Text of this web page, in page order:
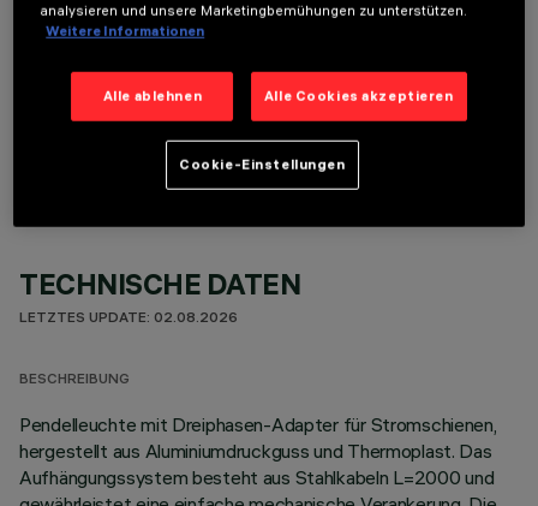
OPTIONALE KOMPONENTEN
TECHNISCHE DATEN
LETZTES UPDATE: 02.08.2026
BESCHREIBUNG
Pendelleuchte mit Dreiphasen-Adapter für Stromschienen,
hergestellt aus Aluminiumdruckguss und Thermoplast. Das
Aufhängungssystem besteht aus Stahlkabeln L=2000 und
analysieren und unsere Marketingbemühungen zu unterstützen.
Weitere Informationen
Alle ablehnen Alle Cookies akzeptieren
Cookie-Einstellungen